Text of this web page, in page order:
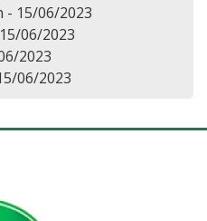
- 15/06/2023
06/2023
2023
06/2023